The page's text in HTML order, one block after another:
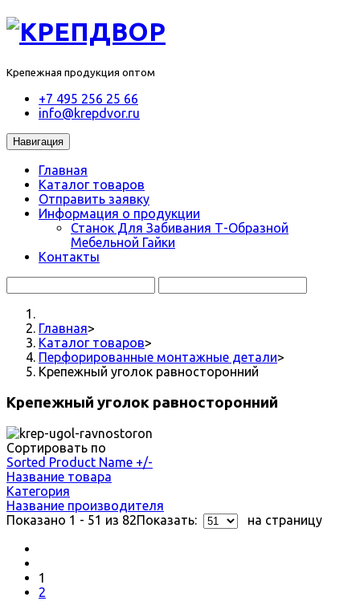
Крепежная продукция оптом
+7 495 256 25 66
info@krepdvor.ru
Навигация
Главная
Каталог товаров
Отправить заявку
Информация о продукции
Станок Для Забивания Т-Образной
Мебельной Гайки
Контакты
Главная>
Каталог товаров>
Перфорированные монтажные детали>
Крепежный уголок равносторонний
Крепежный уголок равносторонний
Сортировать по
Sorted Product Name +/-
Название товара
Категория
Название производителя
Показано 1 - 51 из 82Показать: на страницу
1
2